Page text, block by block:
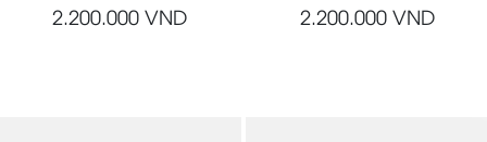
2.200.000 VND
2.200.000 VND